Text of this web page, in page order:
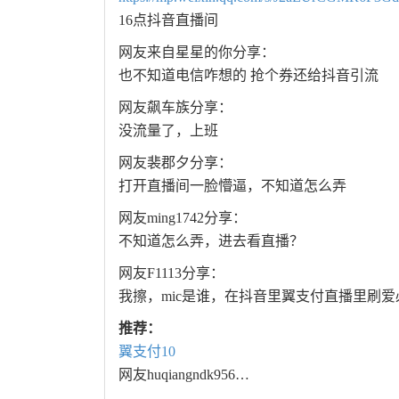
16点抖音直播间
网友来自星星的你分享：
也不知道电信咋想的 抢个券还给抖音引流
网友飙车族分享：
没流量了，上班
网友裴郡夕分享：
打开直播间一脸懵逼，不知道怎么弄
网友ming1742分享：
不知道怎么弄，进去看直播？
网友F1113分享：
我擦，mic是谁，在抖音里翼支付直播里刷
推荐：
翼支付10
网友huqiangndk956…